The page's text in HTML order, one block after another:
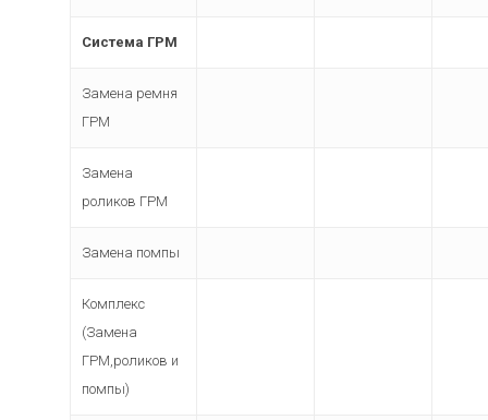
Система ГРМ
Замена ремня
ГРМ
Замена
роликов ГРМ
Замена помпы
Комплекс
(Замена
ГРМ,роликов и
помпы)